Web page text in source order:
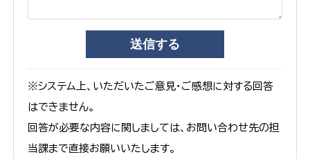
※システム上、いただいたご意見・ご感想に対する回答
はできません。
回答が必要な内容に関しましては、お問い合わせ先の担
当課まで直接お願いいたします。